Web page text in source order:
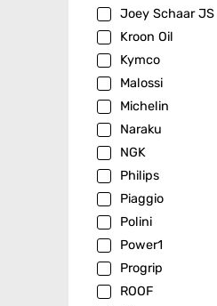
Joey Schaar JS
Kroon Oil
Kymco
Malossi
Michelin
Naraku
NGK
Philips
Piaggio
Polini
Power1
Progrip
ROOF